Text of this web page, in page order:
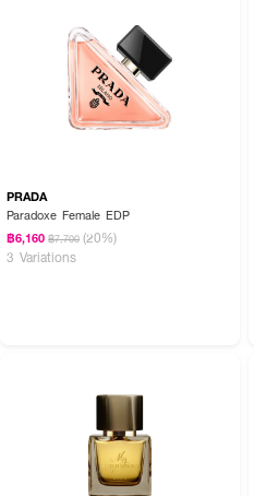
PRADA
Paradoxe Female EDP
฿6,160 ฿7,700 (20%)
3 Variations